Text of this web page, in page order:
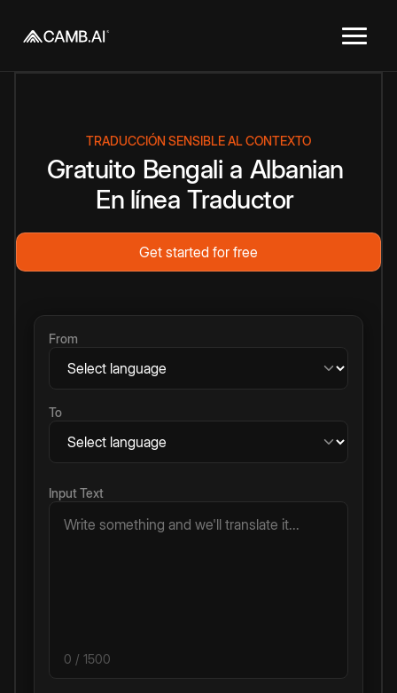
TRADUCCIÓN SENSIBLE AL CONTEXTO
Gratuito Bengali a Albanian
En línea Traductor
Get started for free
From
To
Input Text
0 / 1500